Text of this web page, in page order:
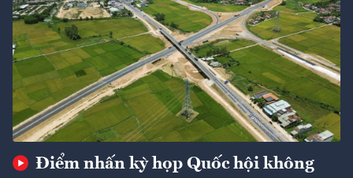
Điểm nhấn kỳ họp Quốc hội không